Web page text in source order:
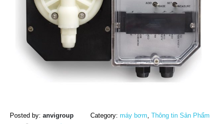
Posted by: anvigroup Category: máy bơm Thông tin Sản Phẩm